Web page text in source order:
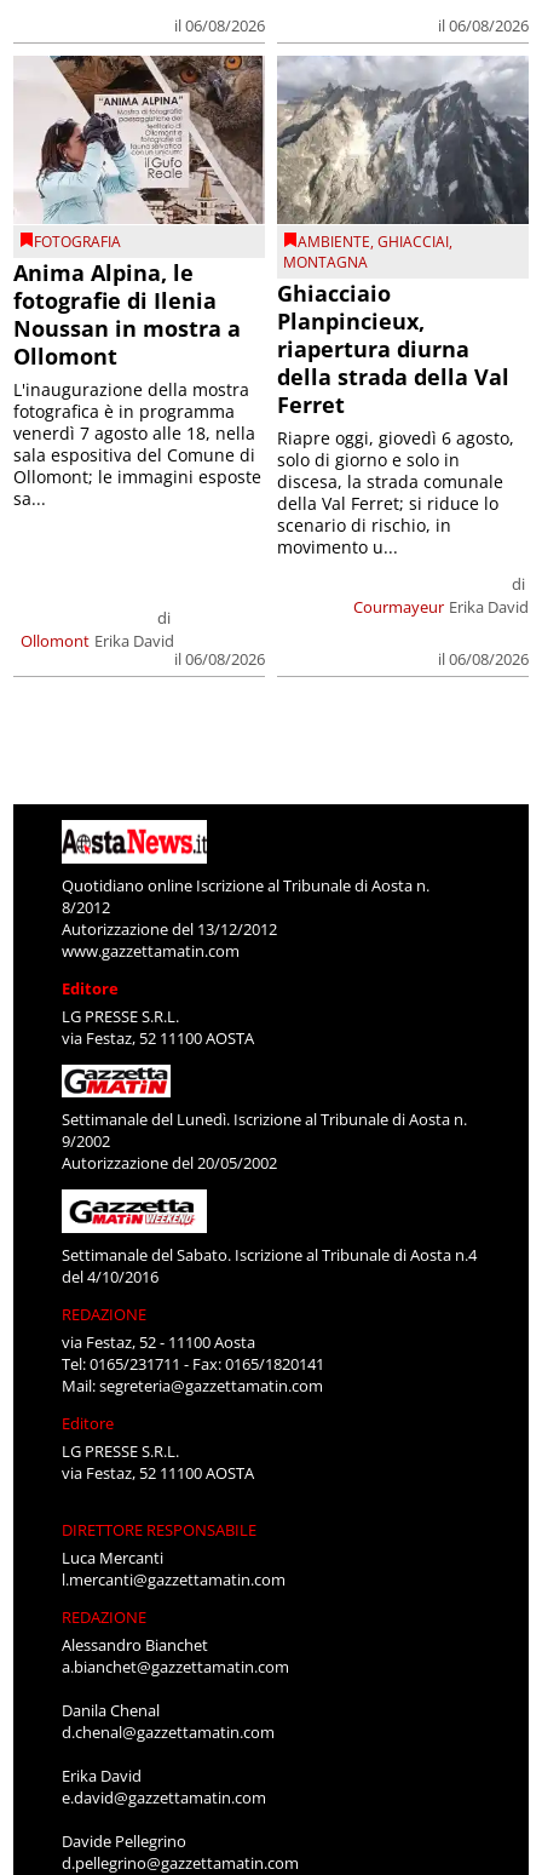
il 06/08/2026 il 06/08/2026
FOTOGRAFIA
Anima Alpina, le
fotografie di Ilenia
Noussan in mostra a
Ollomont
Ollomont
di
Erika David
il 06/08/2026
L'inaugurazione della mostra
fotografica è in programma
venerdì 7 agosto alle 18, nella
sala espositiva del Comune di
Ollomont; le immagini esposte
sa...
AMBIENTE,GHIACCIAI,
MONTAGNA
Ghiacciaio
Planpincieux,
riapertura diurna
della strada della Val
Ferret
Courmayeur
di
Erika David
il 06/08/2026
Riapre oggi, giovedì 6 agosto,
solo di giorno e solo in
discesa, la strada comunale
della Val Ferret; si riduce lo
scenario di rischio, in
movimento u...
Quotidiano online Iscrizione al Tribunale di Aosta n.
8/2012
Autorizzazione del 13/12/2012
www.gazzettamatin.com
Editore
LG PRESSE S.R.L.
via Festaz, 52 11100 AOSTA
Settimanale del Lunedì. Iscrizione al Tribunale di Aosta n.
9/2002
Autorizzazione del 20/05/2002
Settimanale del Sabato. Iscrizione al Tribunale di Aosta n.4
del 4/10/2016
REDAZIONE
via Festaz, 52 - 11100 Aosta
Tel: 0165/231711 - Fax: 0165/1820141
Mail:segreteria@gazzettamatin.com
Editore
LG PRESSE S.R.L.
via Festaz, 52 11100 AOSTA
DIRETTORE RESPONSABILE
Luca Mercanti
l.mercanti@gazzettamatin.com
REDAZIONE
Alessandro Bianchet
a.bianchet@gazzettamatin.com
Danila Chenal
d.chenal@gazzettamatin.com
Erika David
e.david@gazzettamatin.com
Davide Pellegrino
d.pellegrino@gazzettamatin.com